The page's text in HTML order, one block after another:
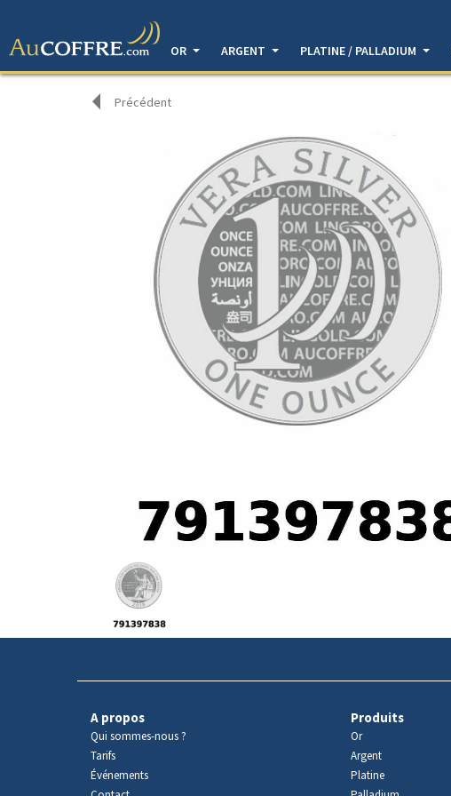
OR
ARGENT PLATINE / PALLADIUM
Précédent
produit
A propos
Qui sommes-nous ?
Tarifs
Événements
Produits
Or
Argent
Platine